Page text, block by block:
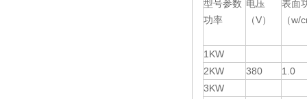
型号参数
功率
电压
（V）
表面
（w/
1KW
2KW
380
1.0
3KW